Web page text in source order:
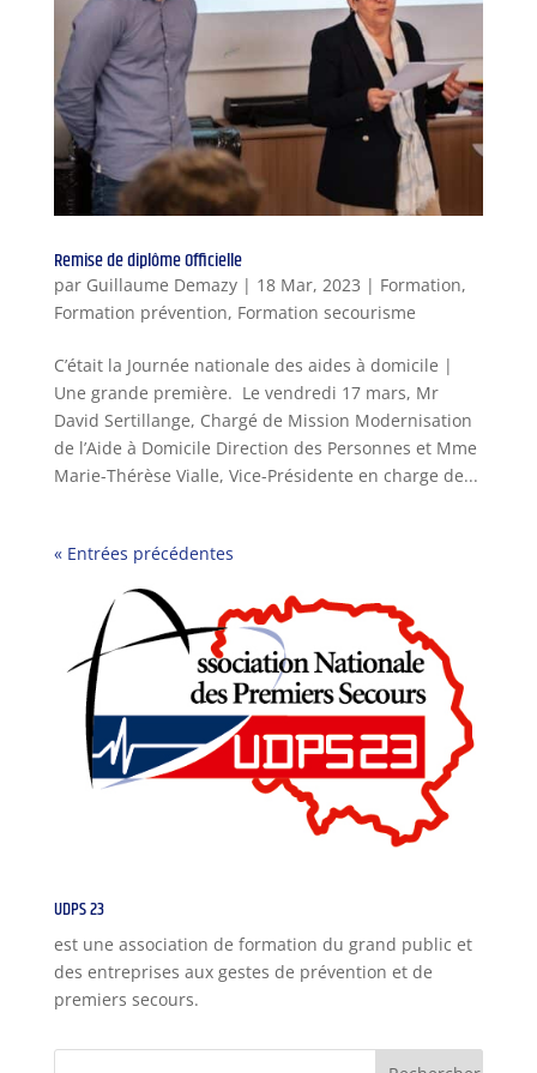
Remise de diplôme Officielle
par Guillaume Demazy| 18 Mar, 2023 | Formation,
Formation prévention, Formation secourisme
C’était la Journée nationale des aides à domicile |
Une grande première. Le vendredi 17 mars, Mr
David Sertillange, Chargé de Mission Modernisation
de l’Aide à Domicile Direction des Personnes et Mme
Marie-Thérèse Vialle, Vice-Présidente en charge de...
« Entrées précédentes
UDPS 23
est une association de formation du grand public et
des entreprises aux gestes de prévention et de
premiers secours.